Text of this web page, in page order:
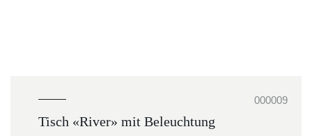
000009
Tisch «River» mit Beleuchtung